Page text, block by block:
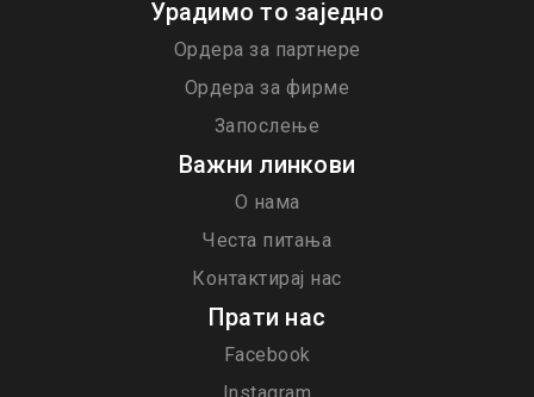
Урадимо то заједно
Ордера за партнере
Ордера за фирме
Запослење
Важни линкови
О нама
Честа питања
Контактирај нас
Прати нас
Facebook